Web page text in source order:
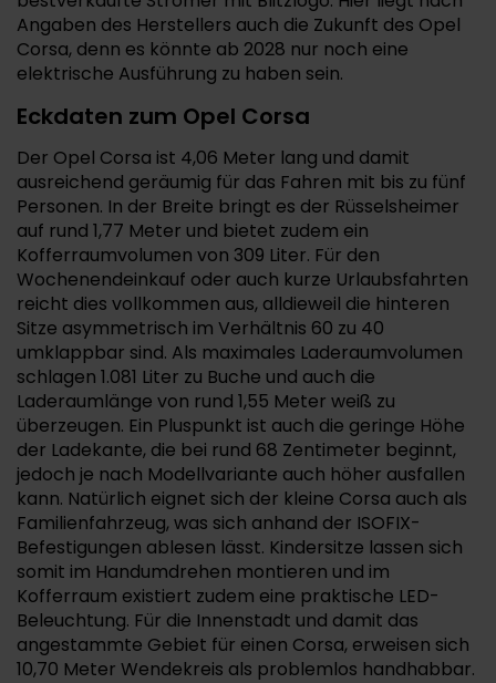
Angaben des Herstellers auch die Zukunft des Opel
Corsa, denn es könnte ab 2028 nur noch eine
elektrische Ausführung zu haben sein.
Eckdaten zum Opel Corsa
Der Opel Corsa ist 4,06 Meter lang und damit
ausreichend geräumig für das Fahren mit bis zu fünf
Personen. In der Breite bringt es der Rüsselsheimer
auf rund 1,77 Meter und bietet zudem ein
Kofferraumvolumen von 309 Liter. Für den
Wochenendeinkauf oder auch kurze Urlaubsfahrten
reicht dies vollkommen aus, alldieweil die hinteren
Sitze asymmetrisch im Verhältnis 60 zu 40
umklappbar sind. Als maximales Laderaumvolumen
schlagen 1.081 Liter zu Buche und auch die
Laderaumlänge von rund 1,55 Meter weiß zu
überzeugen. Ein Pluspunkt ist auch die geringe Höhe
der Ladekante, die bei rund 68 Zentimeter beginnt,
jedoch je nach Modellvariante auch höher ausfallen
kann. Natürlich eignet sich der kleine Corsa auch als
Familienfahrzeug, was sich anhand der ISOFIX-
Befestigungen ablesen lässt. Kindersitze lassen sich
somit im Handumdrehen montieren und im
Kofferraum existiert zudem eine praktische LED-
Beleuchtung. Für die Innenstadt und damit das
angestammte Gebiet für einen Corsa, erweisen sich
10,70 Meter Wendekreis als problemlos handhabbar.